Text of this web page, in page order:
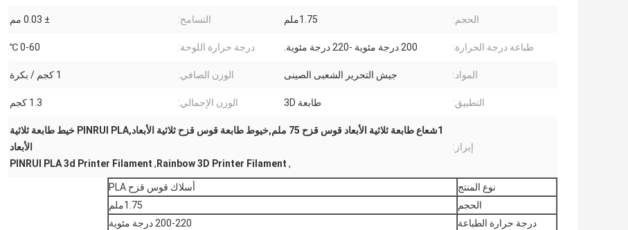
الحجم: 1.75ملم التسامح: ± 0.03 مم
طباعة درجة الحرارة: 200 درجة مئوية -220 درجة مئوية. درجة حرارة اللوحة: 0-60 ℃
المواد: جيش التحرير الشعبى الصينى الوزن الصافي: 1 كجم / بكرة
التطبيق: طابعة 3D الوزن الإجمالي: 1.3 كجم
إبراز:
1شعاع طابعة ثلاثية الأبعاد قوس قزح 75 ملم,خيوط طابعة قوس قزح ثلاثية الأبعاد,PINRUI PLA خيط طابعة ثلاثية
الأبعاد
,
Rainbow 3D Printer Filament
,
PINRUI PLA 3d Printer Filament
نوع المنتج
أسلاك قوس قزح PLA
الحجم
1.75ملم
درجة حرارة الطباعة
200-220 درجة مئوية